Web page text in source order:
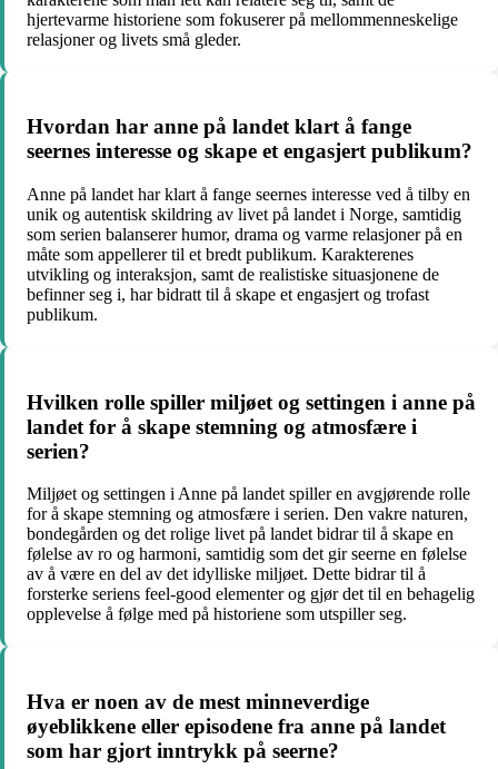
hjertevarme historiene som fokuserer på mellommenneskelige
relasjoner og livets små gleder.
Hvordan har anne på landet klart å fange
seernes interesse og skape et engasjert publikum?
Anne på landet har klart å fange seernes interesse ved å tilby en
unik og autentisk skildring av livet på landet i Norge, samtidig
som serien balanserer humor, drama og varme relasjoner på en
måte som appellerer til et bredt publikum. Karakterenes
utvikling og interaksjon, samt de realistiske situasjonene de
befinner seg i, har bidratt til å skape et engasjert og trofast
publikum.
Hvilken rolle spiller miljøet og settingen i anne på
landet for å skape stemning og atmosfære i
serien?
Miljøet og settingen i Anne på landet spiller en avgjørende rolle
for å skape stemning og atmosfære i serien. Den vakre naturen,
bondegården og det rolige livet på landet bidrar til å skape en
følelse av ro og harmoni, samtidig som det gir seerne en følelse
av å være en del av det idylliske miljøet. Dette bidrar til å
forsterke seriens feel-good elementer og gjør det til en behagelig
opplevelse å følge med på historiene som utspiller seg.
Hva er noen av de mest minneverdige
øyeblikkene eller episodene fra anne på landet
som har gjort inntrykk på seerne?